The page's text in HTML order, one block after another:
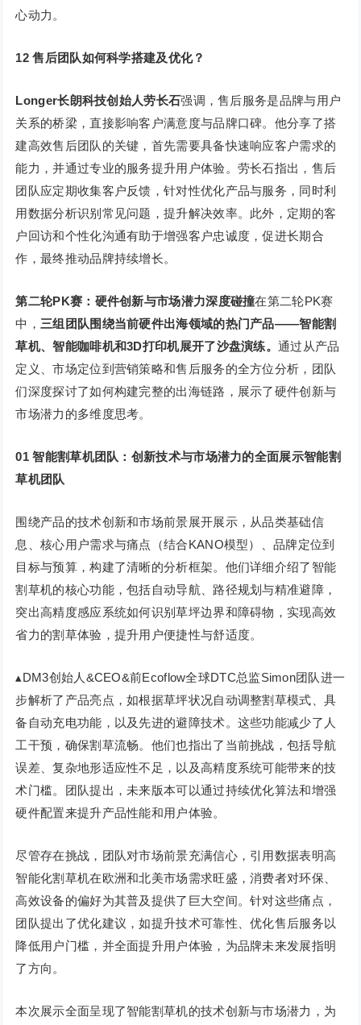
心动力。
12 售后团队如何科学搭建及优化？
Longer长朗科技创始人劳长石强调，售后服务是品牌与用户
关系的桥梁，直接影响客户满意度与品牌口碑。他分享了搭
建高效售后团队的关键，首先需要具备快速响应客户需求的
能力，并通过专业的服务提升用户体验。劳长石指出，售后
团队应定期收集客户反馈，针对性优化产品与服务，同时利
用数据分析识别常见问题，提升解决效率。此外，定期的客
户回访和个性化沟通有助于增强客户忠诚度，促进长期合
作，最终推动品牌持续增长。
第二轮PK赛：硬件创新与市场潜力深度碰撞在第二轮PK赛
中， 三组团队围绕当前硬件出海领域的热门产品——智能割
草机、智能咖啡机和3D打印机展开了沙盘演练。通过从产品
定义、市场定位到营销策略和售后服务的全方位分析，团队
们深度探讨了如何构建完整的出海链路，展示了硬件创新与
市场潜力的多维度思考。
01 智能割草机团队：创新技术与市场潜力的全面展示智能割
草机团队
围绕产品的技术创新和市场前景展开展示，从品类基础信
息、核心用户需求与痛点（结合KANO模型）、品牌定位到
目标与预算，构建了清晰的分析框架。他们详细介绍了智能
割草机的核心功能，包括自动导航、路径规划与精准避障，
突出高精度感应系统如何识别草坪边界和障碍物，实现高效
省力的割草体验，提升用户便捷性与舒适度。
▴DM3创始人&CEO&前Ecoflow全球DTC总监Simon团队进一
步解析了产品亮点，如根据草坪状况自动调整割草模式、具
备自动充电功能，以及先进的避障技术。这些功能减少了人
工干预，确保割草流畅。他们也指出了当前挑战，包括导航
误差、复杂地形适应性不足，以及高精度系统可能带来的技
术门槛。团队提出，未来版本可以通过持续优化算法和增强
硬件配置来提升产品性能和用户体验。
尽管存在挑战，团队对市场前景充满信心，引用数据表明高
智能化割草机在欧洲和北美市场需求旺盛，消费者对环保、
高效设备的偏好为其普及提供了巨大空间。针对这些痛点，
团队提出了优化建议，如提升技术可靠性、优化售后服务以
降低用户门槛，并全面提升用户体验，为品牌未来发展指明
了方向。
本次展示全面呈现了智能割草机的技术创新与市场潜力，为